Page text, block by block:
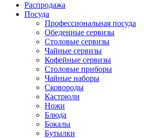
Распродажа
Посуда
Профессиональная посуда
Обеденные сервизы
Столовые сервизы
Чайные сервизы
Кофейные сервизы
Столовые приборы
Чайные наборы
Сковороды
Кастрюли
Ножи
Блюда
Бокалы
Бутылки